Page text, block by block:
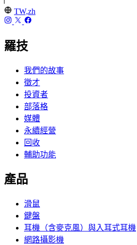
TW,zh
羅技
我們的故事
徵才
投資者
部落格
媒體
永續經營
回收
輔助功能
產品
滑鼠
鍵盤
耳機（含麥克風）與入耳式耳機
網路攝影機